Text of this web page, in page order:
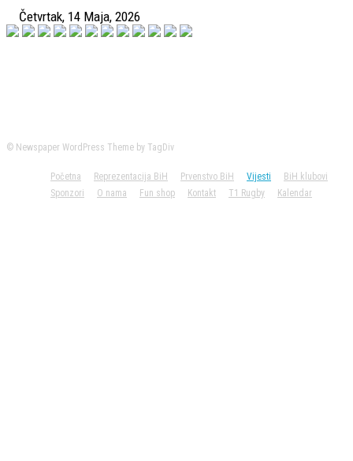
Četvrtak, 14 Maja, 2026
© Newspaper WordPress Theme by TagDiv
Početna Reprezentacija BiH Prvenstvo BiH Vijesti
BiH klubovi
Sponzori
O nama Fun shop Kontakt T1 Rugby Kalendar